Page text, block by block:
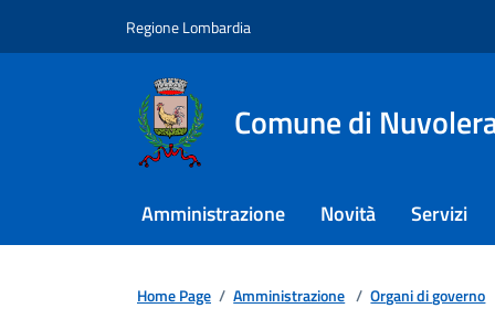
Regione Lombardia
Comune di
Amministrazione Novità Servizi
Home Page / Amministrazione / Organi di governo